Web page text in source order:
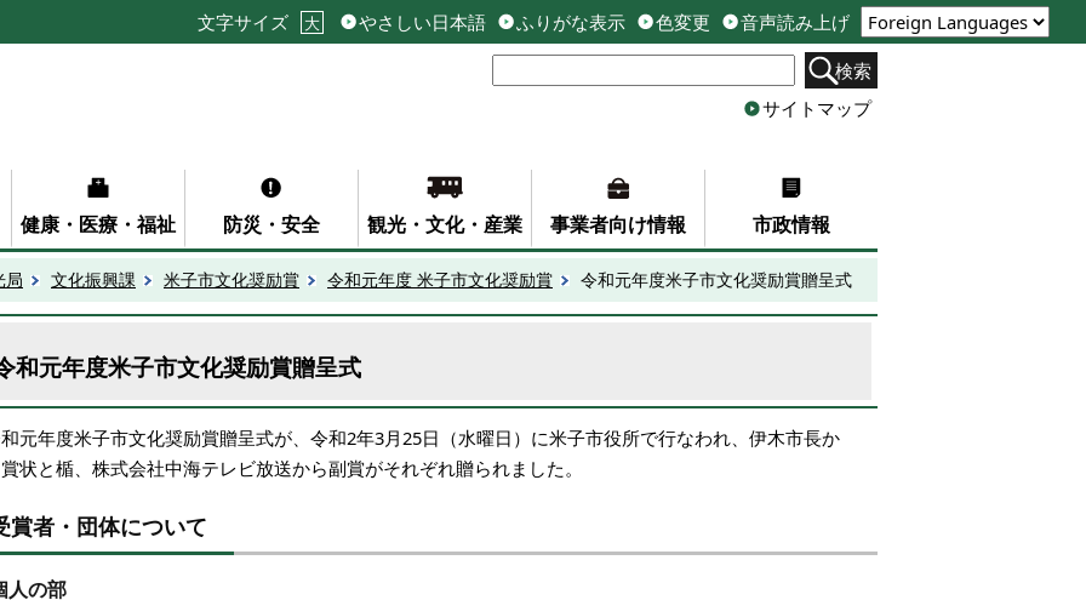
文字サイズ 大 やさしい日本語 ふりがな表示 色変更
音声読み上げ
検索
サイトマップ
健康・医療・福祉 防災・安全 観光・文化・産業 事業者向け情報 市政情報
局 文化振興課 米子市文化奨励賞 令和元年度 米子市文化奨励賞 令和元年度米子市文化奨励賞贈呈式
和元年度米子市文化奨励賞贈呈式
元年度米子市文化奨励賞贈呈式が、令和2年3月25日（水曜日）に米子市役所で行なわれ、伊木市長か
状と楯、株式会社中海テレビ放送から副賞がそれぞれ贈られました。
賞者・団体について
人の部